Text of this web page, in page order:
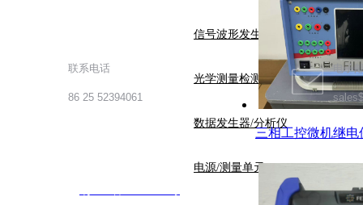
三相工控微机继
信号波形发生器
光学测量检测仪器
数据发生器/分析仪
电源/测量单元
联系电话
86 25 52394061
电子